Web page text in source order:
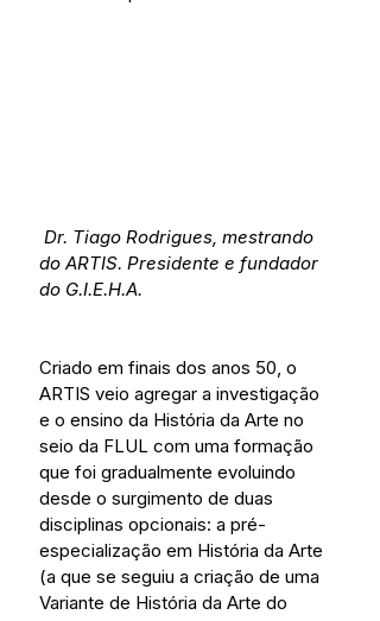
do ARTIS. Presidente e fundador
do G.I.E.H.A.
Criado em finais dos anos 50, o
ARTIS veio agregar a investigação
e o ensino da História da Arte no
seio da FLUL com uma formação
que foi gradualmente evoluindo
desde o surgimento de duas
disciplinas opcionais: a pré-
especialização em História da Arte
(a que se seguiu a criação de uma
Variante de História da Arte do